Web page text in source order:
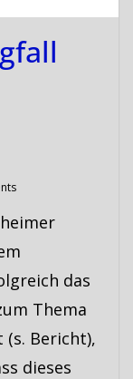
das
Thema
Bericht),
dieses